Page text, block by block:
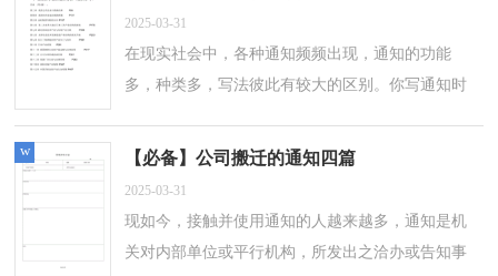
2025-03-31
在现实社会中，各种通知频频出现，通知的功能
多，种类多，写法彼此有较大的区别。你写通知时
望能够帮助到大家。培训通知 篇1XXX各部门：
【必备】公司搬迁的通知四篇
2025-03-31
现如今，接触并使用通知的人越来越多，通知是机
关对内部单位或平行机构，所发出之洽办或告知事
w